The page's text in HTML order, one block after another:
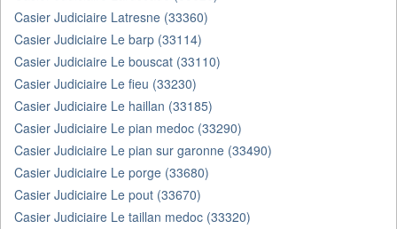
Casier Judiciaire Latresne (33360)
Casier Judiciaire Le barp (33114)
Casier Judiciaire Le bouscat (33110)
Casier Judiciaire Le fieu (33230)
Casier Judiciaire Le haillan (33185)
Casier Judiciaire Le pian medoc (33290)
Casier Judiciaire Le pian sur garonne (33490)
Casier Judiciaire Le porge (33680)
Casier Judiciaire Le pout (33670)
Casier Judiciaire Le taillan medoc (33320)